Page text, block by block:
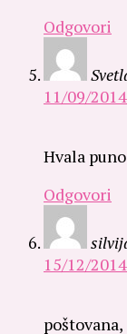
Odgovori
11/09/
Hvala
Odgovori
15/12/
poštovana,